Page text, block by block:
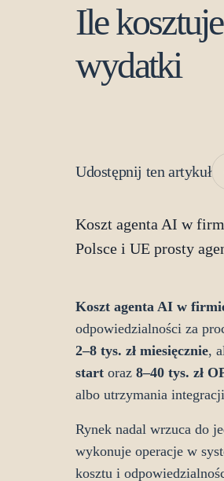
Ile
wydatki
Udostępnij ten artykuł
Koszt agenta AI w
Polsce i UE prosty
Koszt agenta AI w
odpowiedzialności za
2–8 tys. zł miesięcznie,
start oraz 8–40 tys. zł
albo utrzymania
Rynek nadal wrzuca do
wykonuje operacje w
kosztu i